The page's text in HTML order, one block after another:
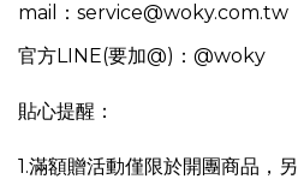
mail：service@woky.com.tw
官方LINE(要加@)：@woky
貼心提醒：
1.滿額贈活動僅限於開團商品，另